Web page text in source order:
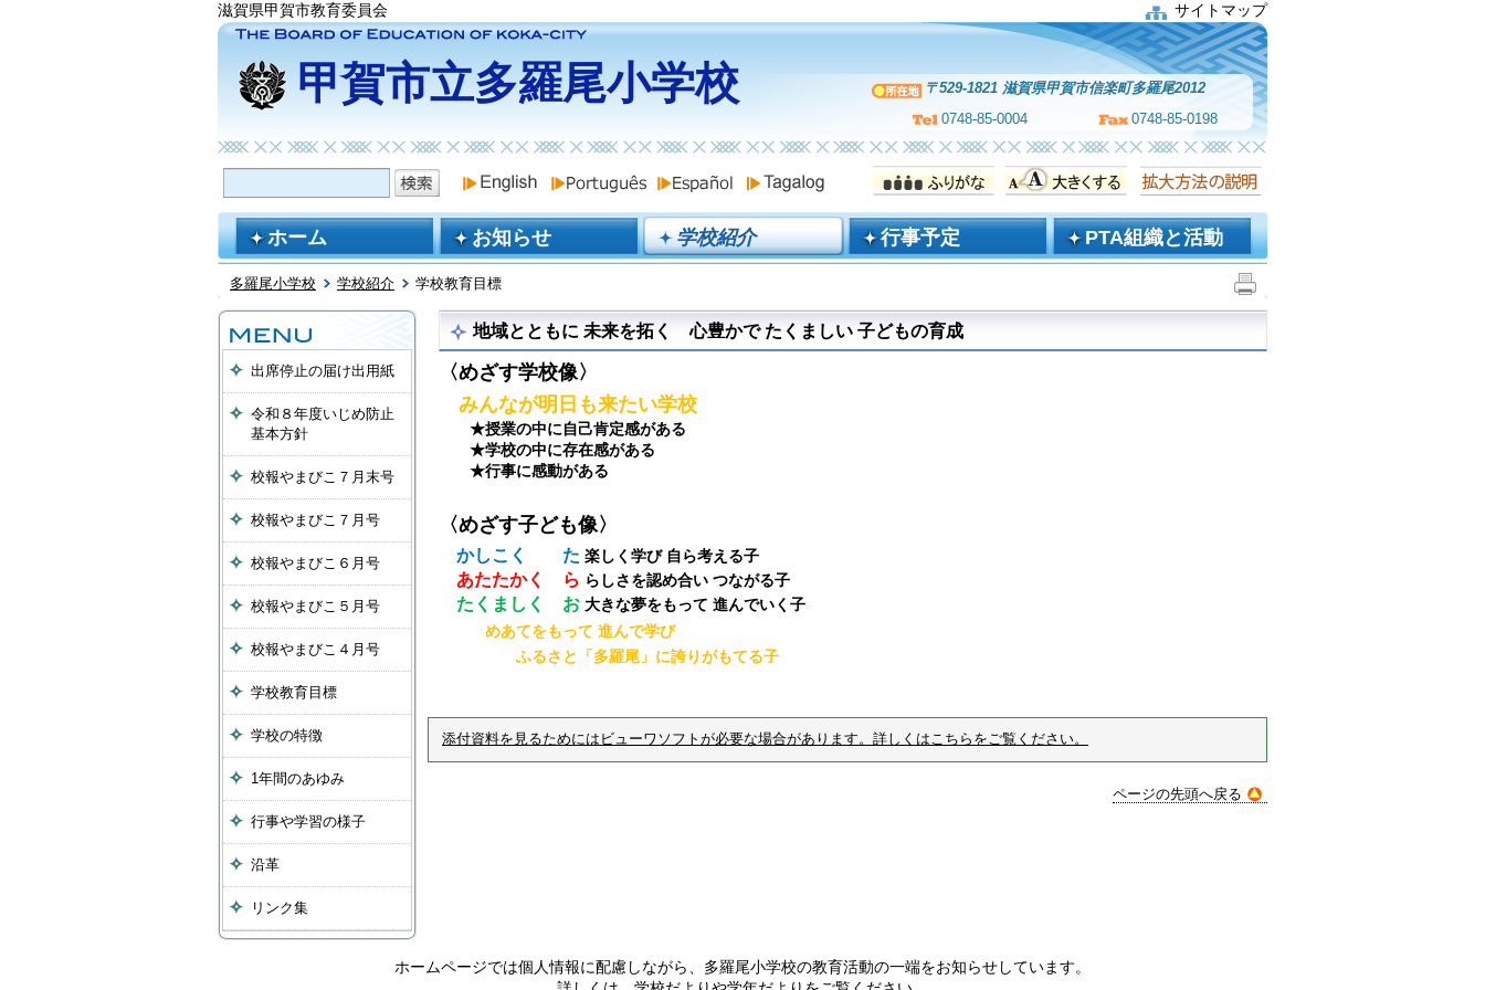
滋賀県甲賀市教育委員会 サイトマップ
甲賀市立多羅尾小学校
〒529-1821 滋賀県甲賀市信楽町多羅尾2012
0748-85-0004
0748-85-0198
ホーム お知らせ 学校紹介 行事予定 PTA組織と活動
多羅尾小学校 学校紹介 学校教育目標
出席停止の届け出用紙
令和８年度いじめ防止
基本方針
校報やまびこ７月末号
校報やまびこ７月号
校報やまびこ６月号
校報やまびこ５月号
校報やまびこ４月号
学校教育目標
学校の特徴
1年間のあゆみ
行事や学習の様子
沿革
リンク集
地域とともに 未来を拓く 心豊かで たくましい 子どもの育成
〈めざす学校像〉
みんなが明日も来たい学校
★授業の中に自己肯定感がある
★学校の中に存在感がある
★行事に感動がある
〈めざす子ども像〉
かしこく た 楽しく学び 自ら考える子
あたたかく ら らしさを認め合い つながる子
たくましく お 大きな夢をもって 進んでいく子
めあてをもって 進んで学び
ふるさと「多羅尾」に誇りがもてる子
添付資料を見るためにはビューワソフトが必要な場合があります。詳しくはこちらをご覧ください。
ページの先頭へ戻る
ホームページでは個人情報に配慮しながら、多羅尾小学校の教育活動の一端をお知らせしています。